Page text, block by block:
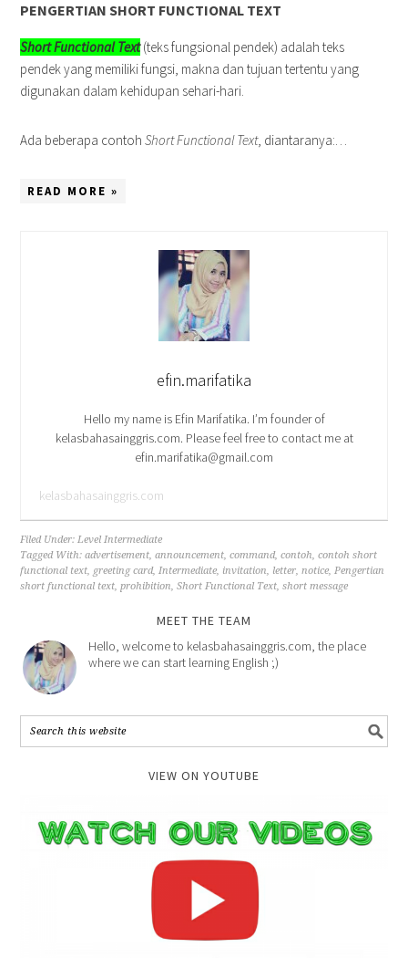
PENGERTIAN SHORT FUNCTIONAL TEXT
Short Functional Text(teks fungsional pendek) adalah teks
pendek yang memiliki fungsi, makna dan tujuan tertentu yang
digunakan dalam kehidupan sehari-hari.
Ada beberapa contohShort Functional Text, diantaranya:…
READ MORE »
efin.marifatika
Hello my name is Efin Marifatika. I’m founder of
kelasbahasainggris.com. Please feel free to contact me at
efin.marifatika@gmail.com
kelasbahasainggris.com
Filed Under:Level Intermediate
Tagged With:advertisement,announcement,command,contoh,contoh short
functional text, greeting card,Intermediate, invitation, letter,notice,Pengertian
short functional text,prohibition,Short Functional Text,short message
MEET THE TEAM
Hello, welcome to kelasbahasainggris.com, the place
where we can start learning English ;)
VIEW ON YOUTUBE